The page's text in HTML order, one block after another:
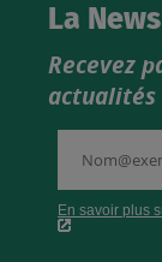
La
Recevez
actualités